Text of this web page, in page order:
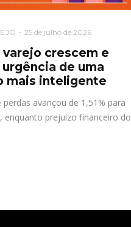
25 de julho de 2026
varejo crescem e
de uma
mais inteligente
perdas avançou de 1,51% para
enquanto prejuízo financeiro do